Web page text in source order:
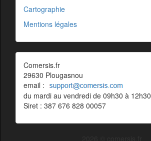
Cartographie
Mentions légales
Comersis.fr
29630 Plougasnou
email :
du mardi au vendredi de 09h30 à 12h30
Siret : 387 676 828 00057